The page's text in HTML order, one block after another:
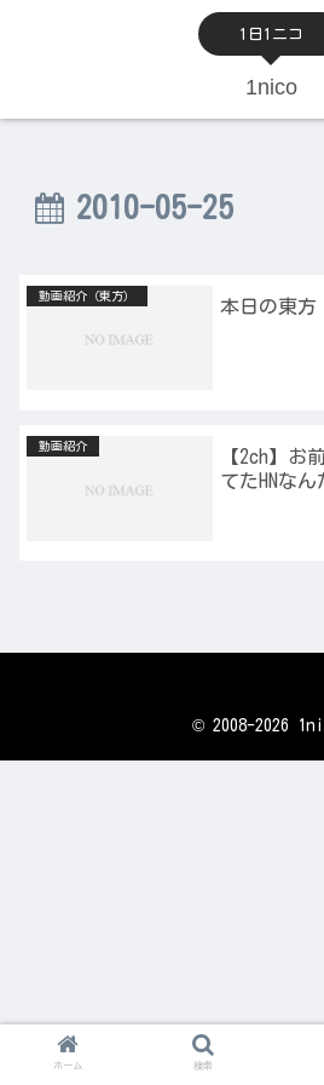
1日1ニコ
1nico
2010-05-25
動画紹介（東方）
本日の東方
動画紹介
【2ch】お
てたHNなん
© 2008-2026
ホーム 検索